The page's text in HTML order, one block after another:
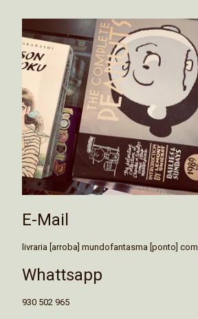
E-Mail
livraria [arroba] mundofantasma [ponto] com
Whattsapp
930 502 965